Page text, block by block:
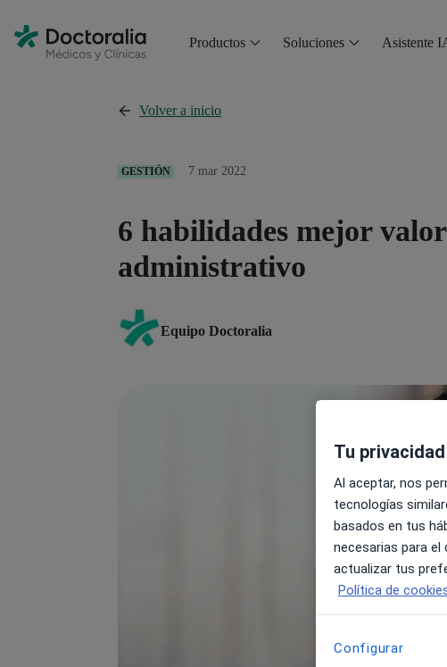
Productos Soluciones Asistente
Volver a inicio
GESTIÓN 7 mar 2022
6 habilidades mejor
administrativo
Equipo Doctoralia
Tu
Al aceptar, nos
tecnologías
basados en tus
necesarias para
actualizar tus
Política de
Configurar